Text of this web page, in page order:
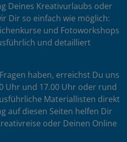
Deines Kreativurlaubs oder
Dir so einfach wie möglich:
und Fotoworkshops
und detailliert
haben, erreichst Du uns
Uhr und 17.00 Uhr oder rund
Materiallisten direkt
auf diesen Seiten helfen Dir
oder Deinen Online